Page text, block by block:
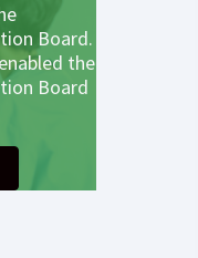
Board.
the
Board